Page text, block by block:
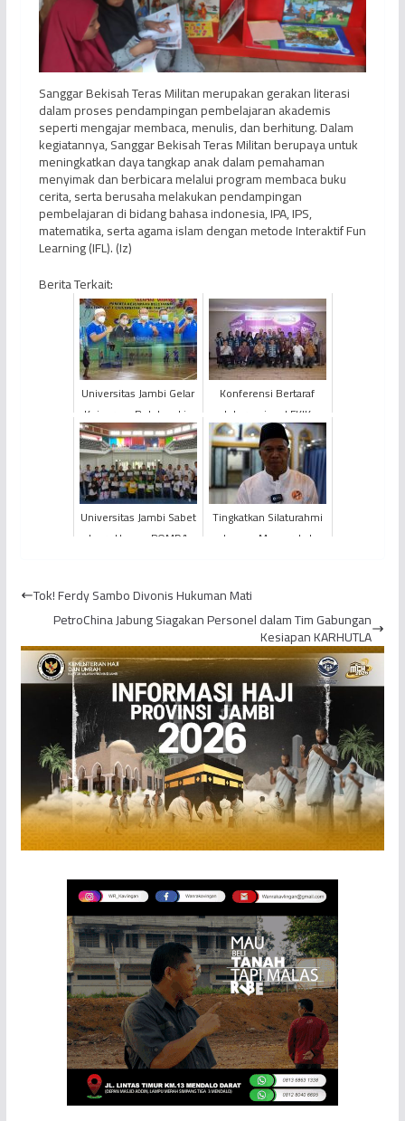
Sanggar Bekisah Teras Militan merupakan gerakan literasi
dalam proses pendampingan pembelajaran akademis
seperti mengajar membaca, menulis, dan berhitung. Dalam
kegiatannya, Sanggar Bekisah Teras Militan berupaya untuk
meningkatkan daya tangkap anak dalam pemahaman
menyimak dan berbicara melalui program membaca buku
cerita, serta berusaha melakukan pendampingan
pembelajaran di bidang bahasa indonesia, IPA, IPS,
matematika, serta agama islam dengan metode Interaktif Fun
Learning (IFL). (Iz)
Berita Terkait:
Universitas Jambi Gelar
Kejuaraan Bulutangkis
Rektor Cup 2021
Konferensi Bertaraf
Internasional FKIK
Universitas Jambi
Dihadirkan dalam
JAMHESIC 20...
Universitas Jambi Sabet
Juara Umum POMDA
Tingkatkan Silaturahmi
dengan Masyarakat,
Tok! Ferdy Sambo Divonis Hukuman Mati
PetroChina Jabung Siagakan Personel dalam Tim Gabungan
Kesiapan KARHUTLA